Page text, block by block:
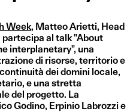
Week, Matteo Arietti, Head
al talk "About
interplanetary", una
di risorse, territorio e
dei domini locale,
e una stretta
del progetto. La
Godino, Erpinio Labrozzi e